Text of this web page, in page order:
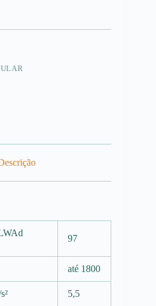
97
até 1800
5,5